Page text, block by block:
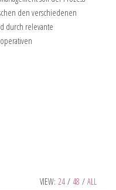
den verschiedenen
durch relevante
VIEW: 24 / 48 / ALL